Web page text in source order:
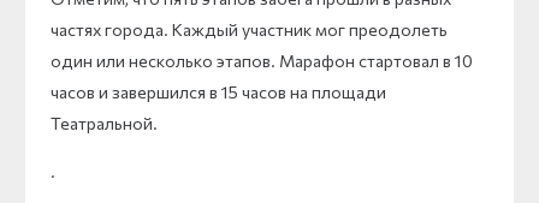
частях города. Каждый участник мог преодолеть
один или несколько этапов. Марафон стартовал в 10
часов и завершился в 15 часов на площади
Театральной.
.